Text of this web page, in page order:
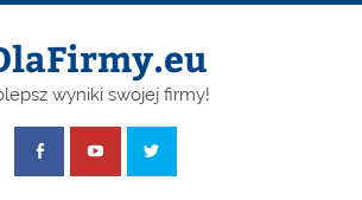
wyniki swojej firmy!